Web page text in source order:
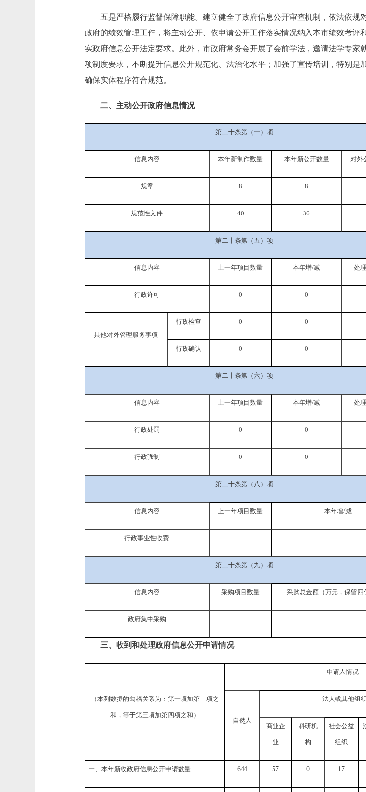
五是严格履行监督保障职能。建立健全了政府信息公开审查机制，依法依规
政府的绩效管理工作，将主动公开、依申请公开工作落实情况纳入本市绩效考
实政府信息公开法定要求。此外，市政府常务会开展了会前学法，邀请法学专
项制度要求，不断提升信息公开规范化、法治化水平；加强了宣传培训，特别是
确保实体程序符合规范。
二、主动公开政府信息情况
第二十条第（一）项
信息内容 本年新制作数量 本年新公开数量 对外
规章 8 8
规范性文件 40 36
第二十条第（五）项
信息内容 上一年项目数量 本年增/减 处
行政许可 0 0
其他对外管理服务事项
行政检查 0 0
行政确认 0 0
第二十条第（六）项
信息内容 上一年项目数量 本年增/减 处
行政处罚 0 0
行政强制 0 0
第二十条第（八）项
信息内容 上一年项目数量 本年增/减
行政事业性收费
第二十条第（九）项
信息内容 采购项目数量 采购总金额（万元，保留四
政府集中采购
三、收到和处理政府信息公开申请情况
（本列数据的勾稽关系为：第一项加第二项之
和，等于第三项加第四项之和）
申请人情况
自然人
法人或其他组织
商业企
业
科研机
构
社会公益
组织
一、本年新收政府信息公开申请数量 644 57 0 17